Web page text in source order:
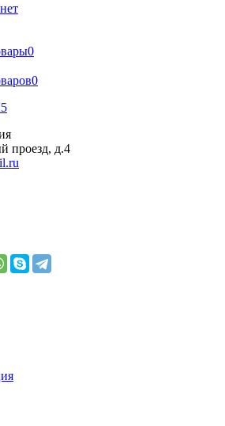
0
0
проезд, д.4